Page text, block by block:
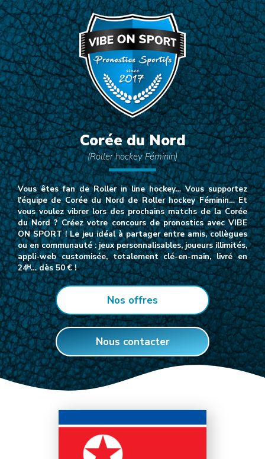
Corée du Nord
(Roller hockey Féminin)
Vous êtes fan de Roller in line hockey… Vous supportez
l'équipe de Corée du Nord de Roller hockey Féminin… Et
vous voulez vibrer lors des prochains matchs de la Corée
du Nord ? Créez votre concours de pronostics avec VIBE
ON SPORT ! Le jeu idéal à partager entre amis, collègues
ou en communauté : jeux personnalisables, joueurs illimités,
appli-web customisée, totalement clé-en-main, livré en
24ᴴ… dès 50 € !
Nos offres
Nous contacter